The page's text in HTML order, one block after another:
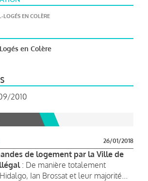
LOGÉS EN COLÈRE
en Colère
2010
26/01/2018
de logement par la Ville de
: De manière totalement
Ian Brossat et leur majorité...